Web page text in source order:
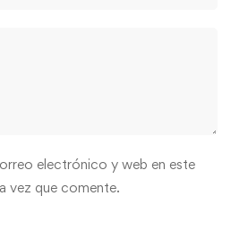
electrónico y web en este
vez que comente.